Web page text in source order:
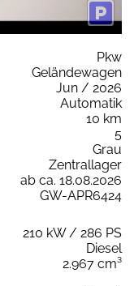
Pkw
Geländewagen
Jun / 2026
Automatik
10 km
5
Grau
Zentrallager
ab ca. 18.08.2026
GW-APR6424
210 kW / 286 PS
Diesel
2.967 cm³